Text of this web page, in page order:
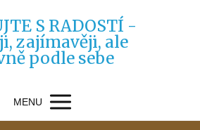
S RADOSTÍ -
zajímavěji, ale
podle sebe
MENU